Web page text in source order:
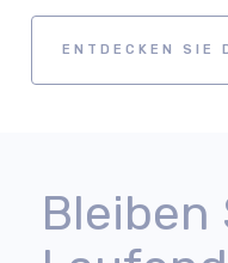
ENTDECKEN SIE
Bleiben